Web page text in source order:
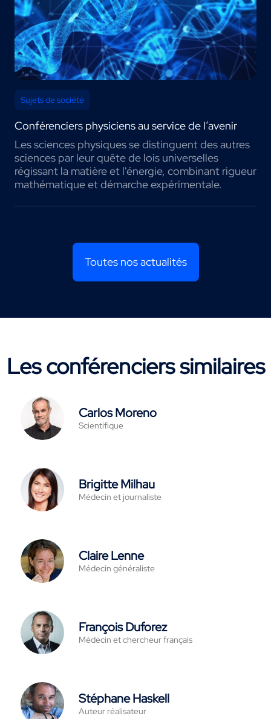
Sujets de société
Conférenciers physiciens au service de l’avenir
Les sciences physiques se distinguent des autres
sciences par leur quête de lois universelles
régissant la matière et l'énergie, combinant rigueur
mathématique et démarche expérimentale.
Toutes nos actualités
Les conférenciers similaires
Carlos Moreno
Scientifique
Brigitte Milhau
Médecin et journaliste
Claire Lenne
Médecin généraliste
François Duforez
Médecin et chercheur français
Stéphane Haskell
Auteur réalisateur